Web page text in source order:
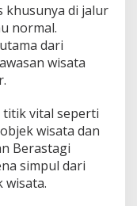
khusunya di jalur
normal.
dari
wisata
titik vital seperti
wisata dan
Berastagi
simpul dari
wisata.